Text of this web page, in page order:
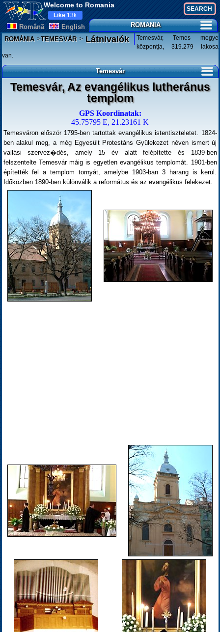
Welcome to Romania
Românã English
Like 13k
ROMANIA
ROMÁNIA>TEMESVÁR>Látnivalók
Temesvár, Temes megye
központja, 319.279 lakosa
van.
Temesvár
Temesvár, Az evangélikus lutheránus
templom
GPS Koordinatak:
45.75795 E, 21.23161 K
Temesváron először 1795-ben tartottak evangélikus istentiszteletet. 1824-
ben alakul meg, a még Egyesült Protestáns Gyülekezet néven ismert új
vallási szervez�dés, amely 15 év alatt felépítette és 1839-ben
felszentelte Temesvár máig is egyetlen evangélikus templomát. 1901-ben
építették fel a templom tornyát, amelybe 1903-ban 3 harang is kerül.
Időközben 1890-ben különválik a református és az evangélikus felekezet.